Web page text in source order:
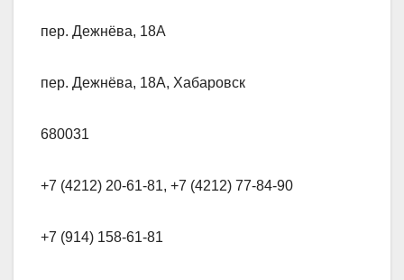
пер. Дежнёва, 18А
пер. Дежнёва, 18А, Хабаровск
680031
+7 (4212) 20-61-81, +7 (4212) 77-84-90
+7 (914) 158-61-81